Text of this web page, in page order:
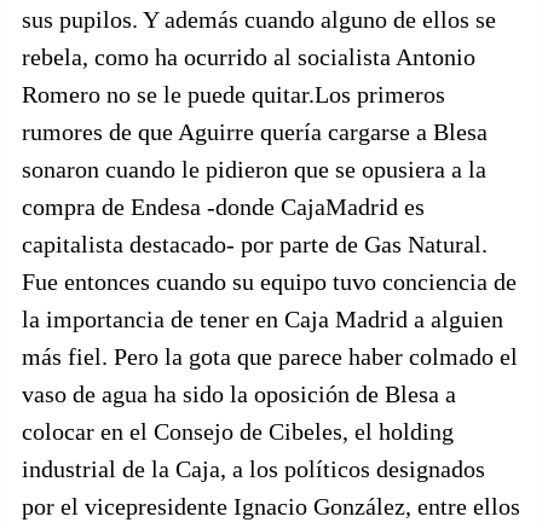
sus pupilos. Y además cuando alguno de ellos se
rebela, como ha ocurrido al socialista Antonio
Romero no se le puede quitar.Los primeros
rumores de que Aguirre quería cargarse a Blesa
sonaron cuando le pidieron que se opusiera a la
compra de Endesa -donde CajaMadrid es
capitalista destacado- por parte de Gas Natural.
Fue entonces cuando su equipo tuvo conciencia de
la importancia de tener en Caja Madrid a alguien
más fiel. Pero la gota que parece haber colmado el
vaso de agua ha sido la oposición de Blesa a
colocar en el Consejo de Cibeles, el holding
industrial de la Caja, a los políticos designados
por el vicepresidente Ignacio González, entre ellos